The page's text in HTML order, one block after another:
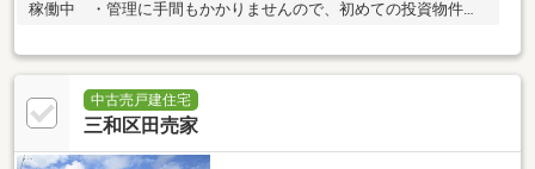
稼働中 ・管理に手間もかかりませんので、初めての投資物件に
中古売戸建住宅
三和区田売家